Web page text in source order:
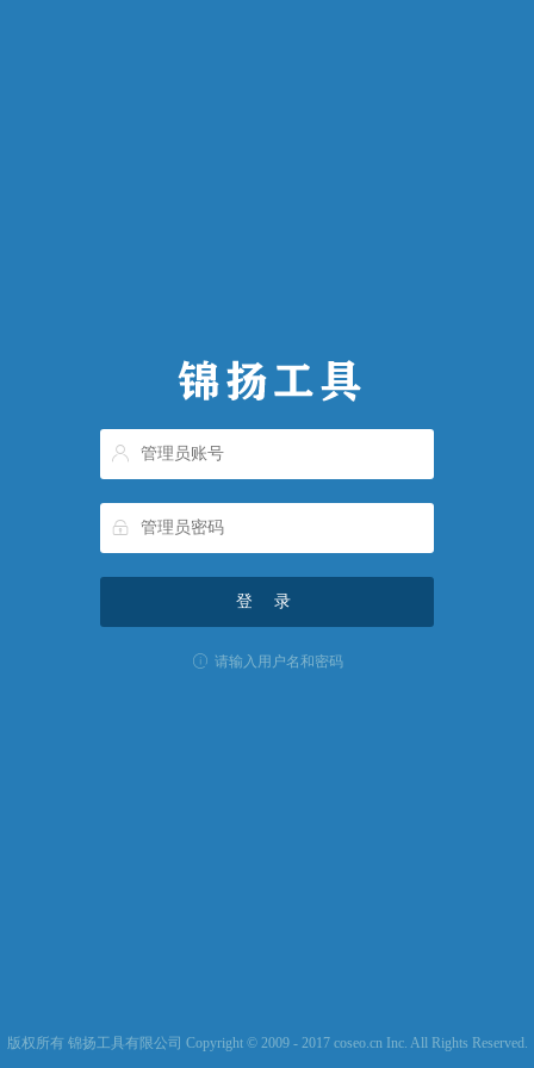
请输入用户名和密码
版权所有 锦扬工具有限公司 Copyright © 2009 - 2017 coseo.cn Inc. All Rights Reserved.